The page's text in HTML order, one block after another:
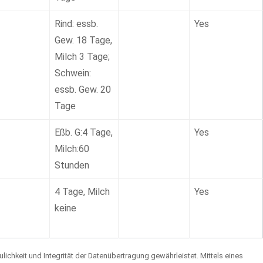
Rind: essb.
Gew. 18 Tage,
Milch 3 Tage;
Schwein:
essb. Gew. 20
Tage
Yes
Eßb. G:4 Tage,
Milch:60
Stunden
Yes
4 Tage, Milch
keine
Yes
und Integrität der Datenübertragung gewährleistet. Mittels eines